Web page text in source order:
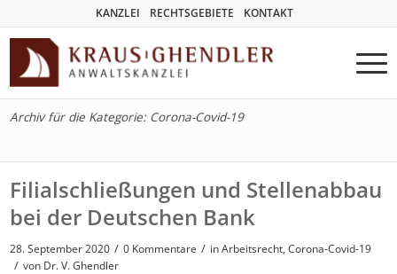
KANZLEI RECHTSGEBIETE KONTAKT
Archiv für die Kategorie: Corona-Covid-19
Filialschließungen und Stellenabbau
bei der Deutschen Bank
28. September 2020 / 0 Kommentare / inArbeitsrecht ,Corona-Covid-19
/ von Dr. V. Ghendler